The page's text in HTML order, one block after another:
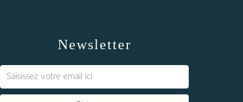
Newsletter